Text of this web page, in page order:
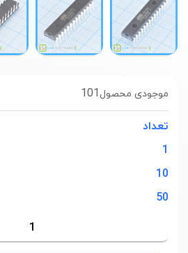
101 موجودی محصول
تعداد
1
10
50